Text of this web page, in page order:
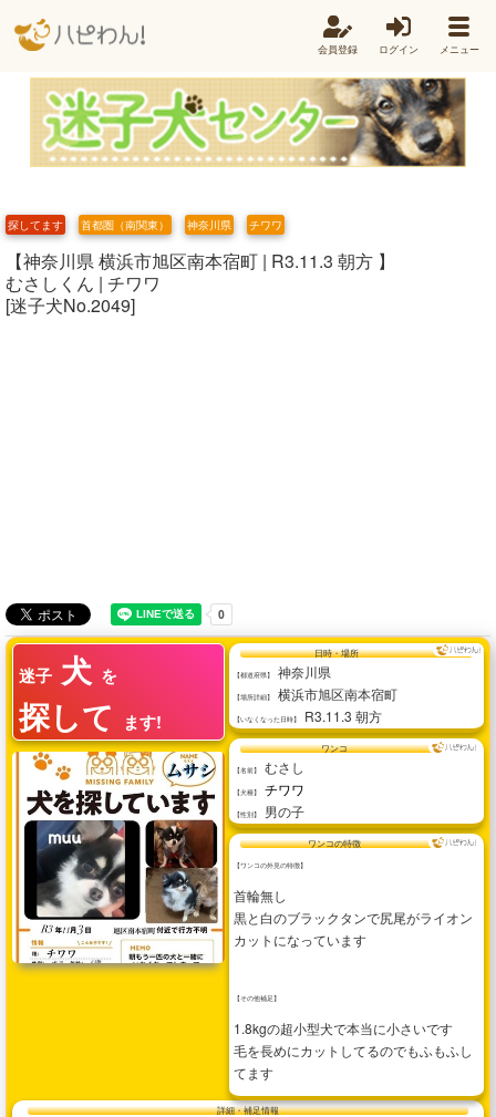
会員登録 ログイン メニュー
探してます 首都圏（南関東） 神奈川県 チワワ
【神奈川県 横浜市旭区南本宿町 | R3.11.3 朝方 】
むさしくん | チワワ
[迷子犬No.2049]
迷子 犬 を
探して ます!
日時・場所
【都道府県】 神奈川県
【場所詳細】 横浜市旭区南本宿町
【いなくなった日時】 R3.11.3 朝方
ワンコ
【名前】 むさし
【犬種】 チワワ
【性別】 男の子
ワンコの特徴
【ワンコの外見の特徴】
首輪無し
黒と白のブラックタンで尻尾がライオン
カットになっています
【その他補足】
1.8kgの超小型犬で本当に小さいです
毛を長めにカットしてるのでもふもふし
てます
詳細・補足情報